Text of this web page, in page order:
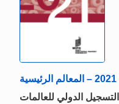
التسجيل الدولي للعالمات